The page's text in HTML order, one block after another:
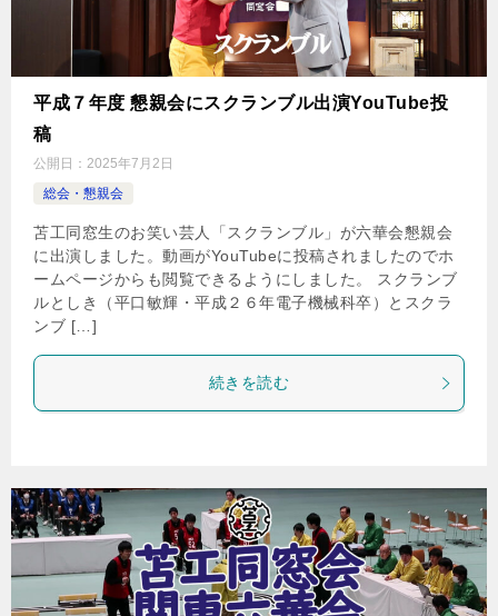
平成７年度 懇親会にスクランブル出演YouTube投
稿
公開日： 2025年7月2日
総会・懇親会
苫工同窓生のお笑い芸人「スクランブル」が六華会懇親会
に出演しました。動画がYouTubeに投稿されましたのでホ
ームページからも閲覧できるようにしました。 スクランブ
ルとしき（平口敏輝・平成２６年電子機械科卒）とスクラ
ンブ […]
続きを読む